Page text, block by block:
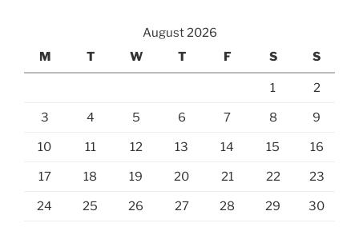
August 2026
M
T W T F S S
1 2
3 4 5 6 7 8 9
10 11 12 13 14 15 16
17 18 19 20 21 22 23
24 25 26 27 28 29 30